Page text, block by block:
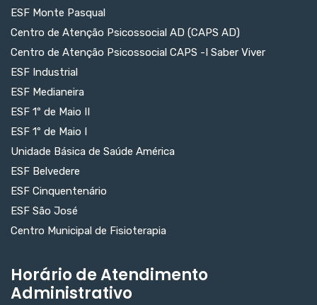
ESF Monte Pasqual
Centro de Atenção Psicossocial AD (CAPS AD)
Centro de Atenção Psicossocial CAPS -I Saber Viver
ESF Industrial
ESF Medianeira
ESF 1º de Maio II
ESF 1º de Maio I
Unidade Básica de Saúde América
ESF Belvedere
ESF Cinquentenário
ESF São José
Centro Municipal de Fisioterapia
Horário de Atendimento
Administrativo